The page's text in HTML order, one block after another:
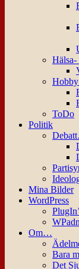
ToDo
Politik
Mina Bilder
WordPress
Om…
Bara
Det